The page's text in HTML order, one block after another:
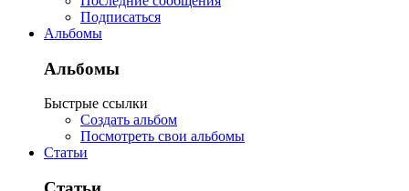
Подписаться
Альбомы
Альбомы
Быстрые ссылки
Создать альбом
Посмотреть свои альбомы
Статьи